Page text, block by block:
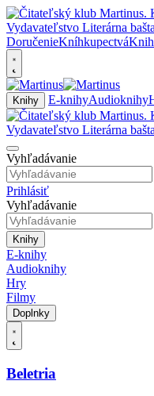
DoručenieKníhkupectvá
Knihy E-knihyAudioknihy
Vyhľadávanie
Prihlásiť
Vyhľadávanie
Knihy
E-knihy
Audioknihy
Hry
Filmy
Doplnky
Beletria